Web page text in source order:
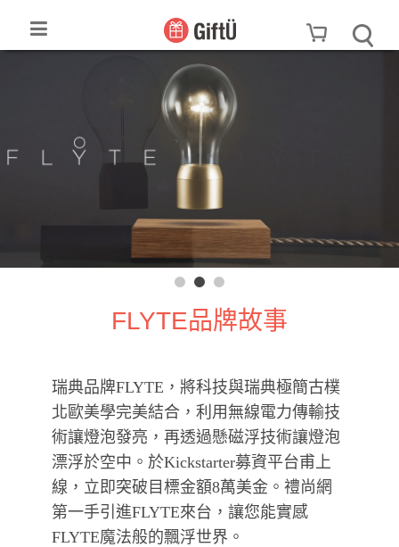
FLYTE品牌故事
瑞典品牌FLYTE，將科技與瑞典極簡古樸
北歐美學完美結合，利用無線電力傳輸技
術讓燈泡發亮，再透過懸磁浮技術讓燈泡
漂浮於空中。於Kickstarter募資平台甫上
線，立即突破目標金額8萬美金。禮尚網
第一手引進FLYTE來台，讓您能實感
FLYTE魔法般的飄浮世界。